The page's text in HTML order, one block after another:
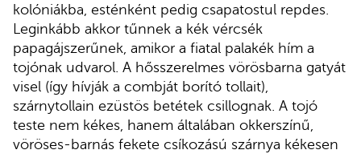
kolóniákba, esténként pedig csapatostul repdes.
Leginkább akkor tűnnek a kék vércsék
papagájszerűnek, amikor a fiatal palakék hím a
tojónak udvarol. A hősszerelmes vörösbarna gatyát
visel (így hívják a combját borító tollait),
szárnytollain ezüstös betétek csillognak. A tojó
teste nem kékes, hanem általában okkerszínű,
vöröses-barnás fekete csíkozású szárnya kékesen